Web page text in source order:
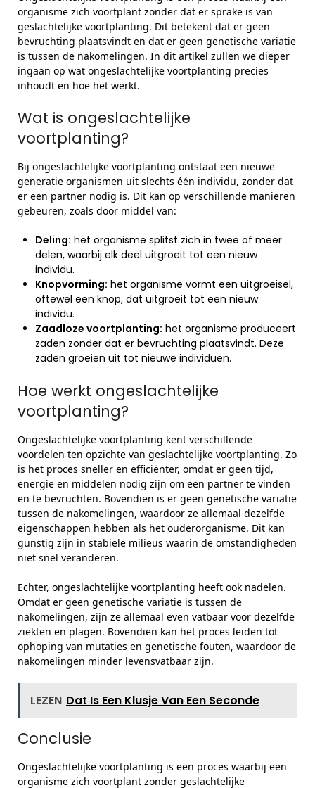
organisme zich voortplant zonder dat er sprake is van
geslachtelijke voortplanting. Dit betekent dat er geen
bevruchting plaatsvindt en dat er geen genetische variatie
is tussen de nakomelingen. In dit artikel zullen we dieper
ingaan op wat ongeslachtelijke voortplanting precies
inhoudt en hoe het werkt.
Wat is ongeslachtelijke
voortplanting?
Bij ongeslachtelijke voortplanting ontstaat een nieuwe
generatie organismen uit slechts één individu, zonder dat
er een partner nodig is. Dit kan op verschillende manieren
gebeuren, zoals door middel van:
Deling: het organisme splitst zich in twee of meer
delen, waarbij elk deel uitgroeit tot een nieuw
individu.
Knopvorming: het organisme vormt een uitgroeisel,
oftewel een knop, dat uitgroeit tot een nieuw
individu.
Zaadloze voortplanting: het organisme produceert
zaden zonder dat er bevruchting plaatsvindt. Deze
zaden groeien uit tot nieuwe individuen.
Hoe werkt ongeslachtelijke
voortplanting?
Ongeslachtelijke voortplanting kent verschillende
voordelen ten opzichte van geslachtelijke voortplanting. Zo
is het proces sneller en efficiënter, omdat er geen tijd,
energie en middelen nodig zijn om een partner te vinden
en te bevruchten. Bovendien is er geen genetische variatie
tussen de nakomelingen, waardoor ze allemaal dezelfde
eigenschappen hebben als het ouderorganisme. Dit kan
gunstig zijn in stabiele milieus waarin de omstandigheden
niet snel veranderen.
Echter, ongeslachtelijke voortplanting heeft ook nadelen.
Omdat er geen genetische variatie is tussen de
nakomelingen, zijn ze allemaal even vatbaar voor dezelfde
ziekten en plagen. Bovendien kan het proces leiden tot
ophoping van mutaties en genetische fouten, waardoor de
nakomelingen minder levensvatbaar zijn.
LEZEN Dat Is Een Klusje Van Een Seconde
Conclusie
Ongeslachtelijke voortplanting is een proces waarbij een
organisme zich voortplant zonder geslachtelijke